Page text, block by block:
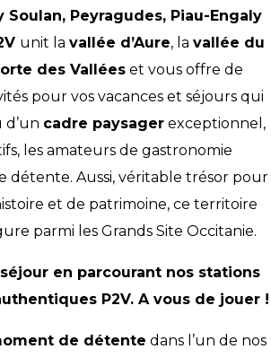
Soulan, Peyragudes, Piau-Engaly
unit la vallée d’Aure, la vallée du
des Vallées et vous offre de
pour vos vacances et séjours qui
d’un cadre paysager exceptionnel,
les amateurs de gastronomie
détente. Aussi, véritable trésor pour
et de patrimoine, ce territoire
parmi les Grands Site Occitanie.
en parcourant nos stations
P2V. A vous de jouer !
de détente dans l’un de nos